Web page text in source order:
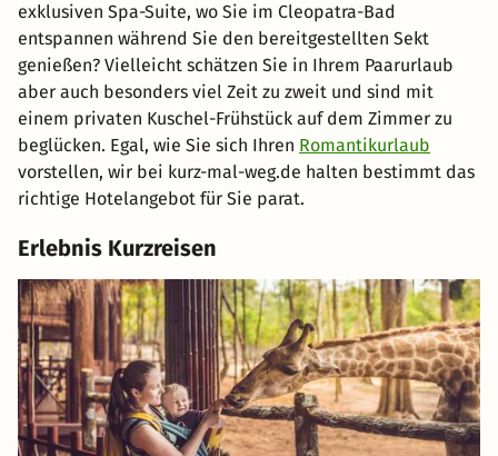
exklusiven Spa-Suite, wo Sie im Cleopatra-Bad
entspannen während Sie den bereitgestellten Sekt
genießen? Vielleicht schätzen Sie in Ihrem Paarurlaub
aber auch besonders viel Zeit zu zweit und sind mit
einem privaten Kuschel-Frühstück auf dem Zimmer zu
beglücken. Egal, wie Sie sich Ihren Romantikurlaub
vorstellen, wir bei kurz-mal-weg.de halten bestimmt das
richtige Hotelangebot für Sie parat.
Erlebnis Kurzreisen